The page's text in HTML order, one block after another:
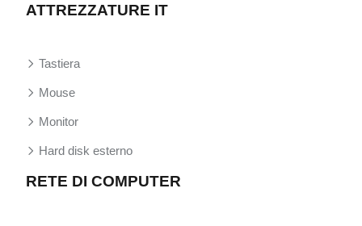
ATTREZZATURE IT
Tastiera
Mouse
Monitor
Hard disk esterno
RETE DI COMPUTER